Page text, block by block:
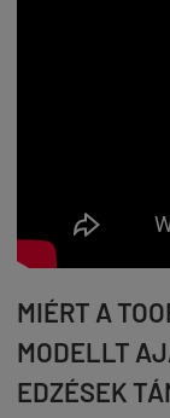
MIÉRT A
MODELLT
EDZÉSEK